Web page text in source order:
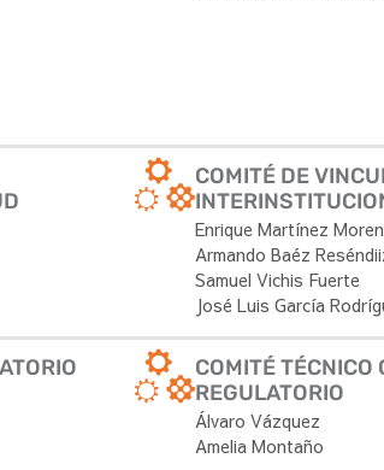
COMITÉ DE
Enrique Martínez
Armando Baéz
Samuel Vichis Fuerte
José Luis García
COMITÉ TÉCNICO
REGULATORIO
Álvaro Vázquez
Amelia Montaño